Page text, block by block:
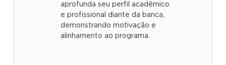
aprofunda seu perfil acadêmico
e profissional diante da banca,
demonstrando motivação e
alinhamento ao programa.